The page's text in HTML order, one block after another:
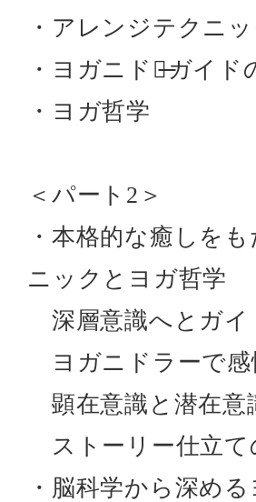
・アレンジテクニッ
・ヨガニドラ̶ガイ
・ヨガ哲学
＜パート2＞
・本格的な癒しを
ニックとヨガ哲学
深層意識へとガイ
ヨガニドラーで感
顕在意識と潜在意
ストーリー仕立て
・脳科学から深め